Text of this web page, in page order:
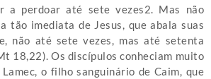
a perdoar até sete vezes2. Mas não
tão imediata de Jesus, que abala suas
não até sete vezes, mas até setenta
18,22). Os discípulos conheciam muito
o filho sanguinário de Caim, que